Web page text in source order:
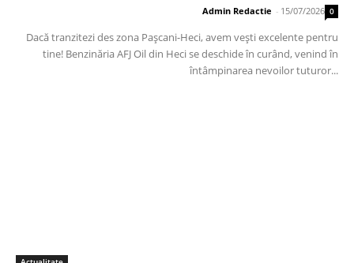
Admin Redactie - 15/07/2026 0
Dacă tranzitezi des zona Pașcani-Heci, avem vești excelente pentru
tine! Benzinăria AFJ Oil din Heci se deschide în curând, venind în
întâmpinarea nevoilor tuturor...